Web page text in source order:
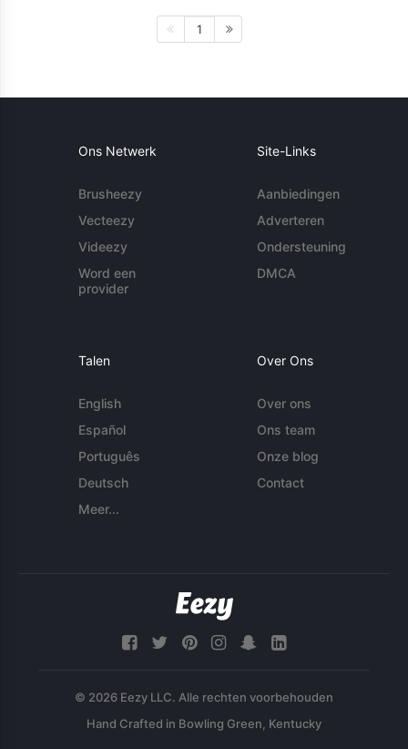
1
Ons Netwerk
Brusheezy
Vecteezy
Videezy
Word een
provider
Site-Links
Aanbiedingen
Adverteren
Ondersteuning
DMCA
Talen
English
Español
Português
Deutsch
Meer...
Over Ons
Over ons
Ons team
Onze blog
Contact
© 2026 Eezy LLC. Alle rechten voorbehouden